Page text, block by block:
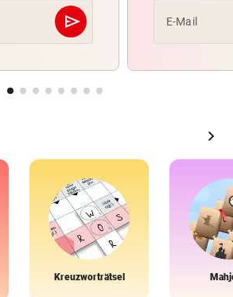
send
Abschicken E-Mail
chevron_right
Kreuzworträtsel